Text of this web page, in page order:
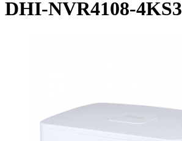
DHI-NVR4108-4KS3